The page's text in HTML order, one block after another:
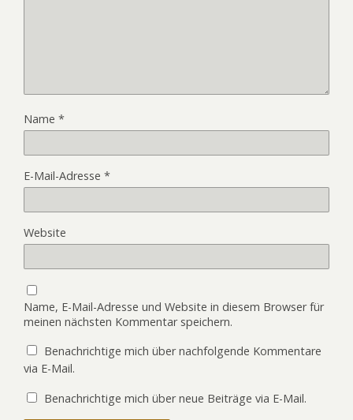
Name *
E-Mail-Adresse *
Website
Name, E-Mail-Adresse und Website in diesem Browser für
meinen nächsten Kommentar speichern.
Benachrichtige mich über nachfolgende Kommentare
via E-Mail.
Benachrichtige mich über neue Beiträge via E-Mail.